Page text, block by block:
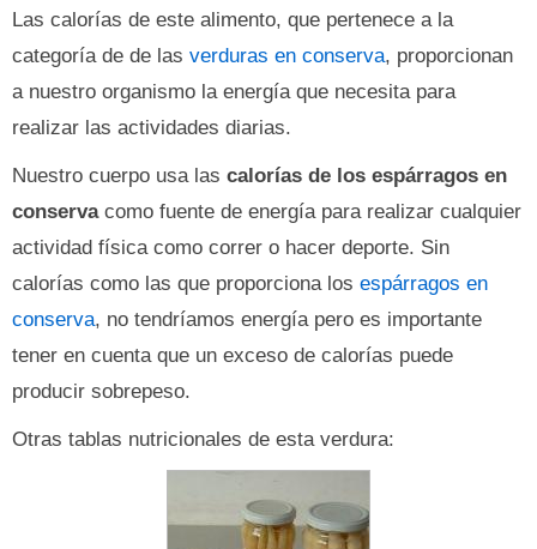
Las calorías de este alimento, que pertenece a la
categoría de de las verduras en conserva, proporcionan
a nuestro organismo la energía que necesita para
realizar las actividades diarias.
Nuestro cuerpo usa las calorías de los espárragos en
conservacomo fuente de energía para realizar cualquier
actividad física como correr o hacer deporte. Sin
calorías como las que proporciona los espárragos en
conserva, no tendríamos energía pero es importante
tener en cuenta que un exceso de calorías puede
producir sobrepeso.
Otras tablas nutricionales de esta verdura: